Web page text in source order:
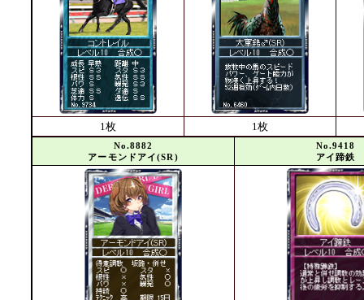
1枚 1枚
No.8882
アーモンドアイ(SR)
No.9418
アイ蹄鉄